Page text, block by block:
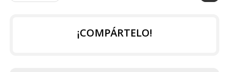
¡COMPÁRTELO!